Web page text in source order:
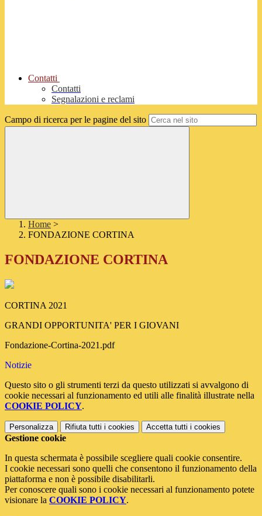
Contatti
Contatti
Segnalazioni e reclami
Campo di ricerca per le pagine del sito
Home >
FONDAZIONE CORTINA
FONDAZIONE CORTINA
CORTINA 2021
GRANDI OPPORTUNITA' PER I GIOVANI
Fondazione-Cortina-2021.pdf
Notizie
Questo sito o gli strumenti terzi da questo utilizzati si avvalgono di
cookie necessari al funzionamento ed utili alle finalità illustrate nella
COOKIE POLICY.
Personalizza Rifiuta tutti i cookies Accetta tutti i cookies
Gestione cookie
In questa schermata è possibile scegliere quali cookie consentire.
I cookie necessari sono quelli che consentono il funzionamento della
piattaforma e non è possibile disabilitarli.
Per conoscere quali sono i cookie necessari al funzionamento potete
visionare la COOKIE POLICY.